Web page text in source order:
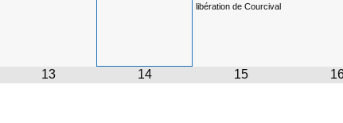
libération de Courcival
13 14 15